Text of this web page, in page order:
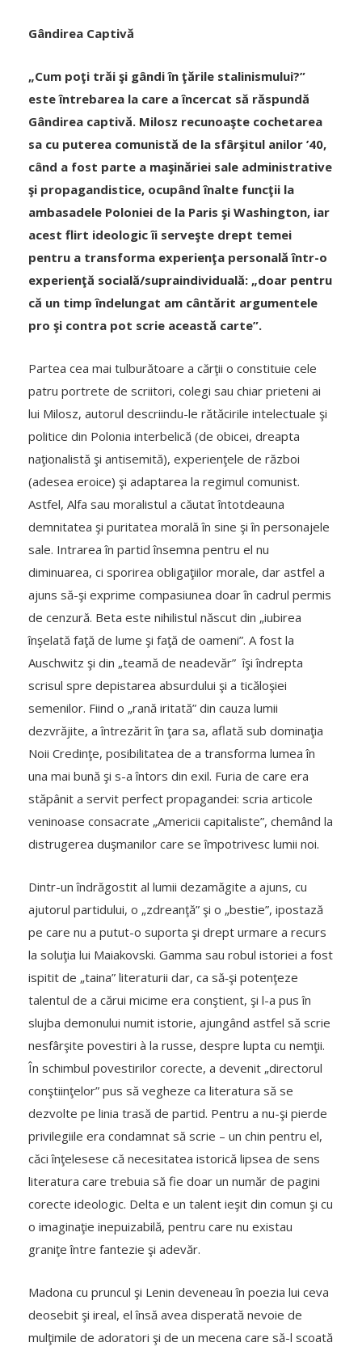
Gândirea Captivă
„Cum poţi trăi şi gândi în ţările stalinismului?”
este întrebarea la care a încercat să răspundă
Gândirea captivă. Milosz recunoaşte cochetarea
sa cu puterea comunistă de la sfârşitul anilor ’40,
când a fost parte a maşinăriei sale administrative
şi propagandistice, ocupând înalte funcţii la
ambasadele Poloniei de la Paris şi Washington, iar
acest flirt ideologic îi serveşte drept temei
pentru a transforma experienţa personală într-o
experienţă socială/supraindividuală: „doar pentru
că un timp îndelungat am cântărit argumentele
pro şi contra pot scrie această carte”.
Partea cea mai tulburătoare a cărţii o constituie cele
patru portrete de scriitori, colegi sau chiar prieteni ai
lui Milosz, autorul descriindu-le rătăcirile intelectuale şi
politice din Polonia interbelică (de obicei, dreapta
naţionalistă şi antisemită), experienţele de război
(adesea eroice) şi adaptarea la regimul comunist.
Astfel, Alfa sau moralistul a căutat întotdeauna
demnitatea şi puritatea morală în sine şi în personajele
sale. Intrarea în partid însemna pentru el nu
diminuarea, ci sporirea obligaţiilor morale, dar astfel a
ajuns să-şi exprime compasiunea doar în cadrul permis
de cenzură. Beta este nihilistul născut din „iubirea
înşelată faţă de lume şi faţă de oameni”. A fost la
Auschwitz şi din „teamă de neadevăr” îşi îndrepta
scrisul spre depistarea absurdului şi a ticăloşiei
semenilor. Fiind o „rană iritată” din cauza lumii
dezvrăjite, a întrezărit în ţara sa, aflată sub dominaţia
Noii Credinţe, posibilitatea de a transforma lumea în
una mai bună şi s-a întors din exil. Furia de care era
stăpânit a servit perfect propagandei: scria articole
veninoase consacrate „Americii capitaliste”, chemând la
distrugerea duşmanilor care se împotrivesc lumii noi.
Dintr-un îndrăgostit al lumii dezamăgite a ajuns, cu
ajutorul partidului, o „zdreanţă” şi o „bestie”, ipostază
pe care nu a putut-o suporta şi drept urmare a recurs
la soluţia lui Maiakovski. Gamma sau robul istoriei a fost
ispitit de „taina” literaturii dar, ca să‑şi potenţeze
talentul de a cărui micime era conştient, şi l-a pus în
slujba demonului numit istorie, ajungând astfel să scrie
nesfârşite povestiri à la russe, despre lupta cu nemţii.
În schimbul povestirilor corecte, a devenit „directorul
conştiinţelor” pus să vegheze ca literatura să se
dezvolte pe linia trasă de partid. Pentru a nu-şi pierde
privilegiile era condamnat să scrie – un chin pentru el,
căci înţelesese că necesitatea istorică lipsea de sens
literatura care trebuia să fie doar un număr de pagini
corecte ideologic. Delta e un talent ieşit din comun şi cu
o imaginaţie inepuizabilă, pentru care nu existau
graniţe între fantezie şi adevăr.
Madona cu pruncul şi Lenin deveneau în poezia lui ceva
deosebit şi ireal, el însă avea disperată nevoie de
mulţimile de adoratori şi de un mecena care să-l scoată